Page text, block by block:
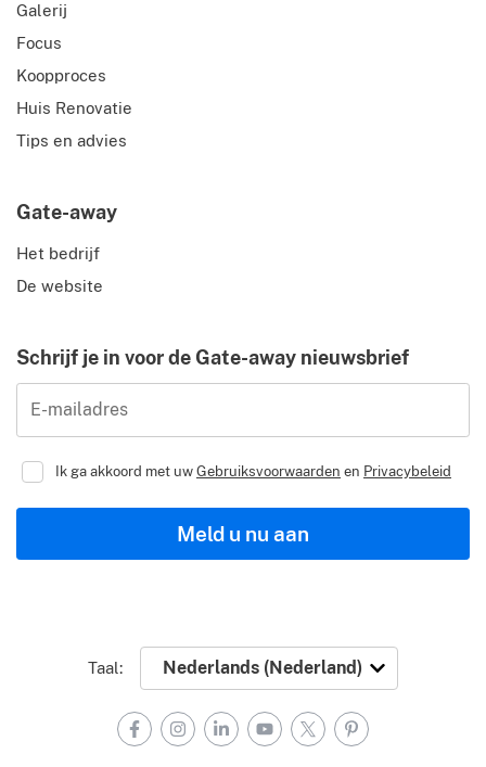
Galerij
Focus
Koopproces
Huis Renovatie
Tips en advies
Gate-away
Het bedrijf
De website
Schrijf je in voor de Gate-away nieuwsbrief
E-mailadres
Ik ga akkoord met uwGebruiksvoorwaarden en Privacybeleid
Meld u nu aan
Taal:
FacebookInstagram
LinkedInYouTube
X Pinterest